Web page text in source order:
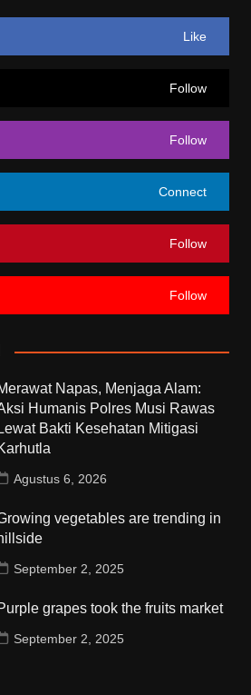
Like
Follow
Follow
Connect
Follow
Follow
Napas, Menjaga Alam:
Humanis Polres Musi Rawas
Bakti Kesehatan Mitigasi
Agustus 6, 2026
vegetables are trending in
September 2, 2025
grapes took the fruits market
September 2, 2025